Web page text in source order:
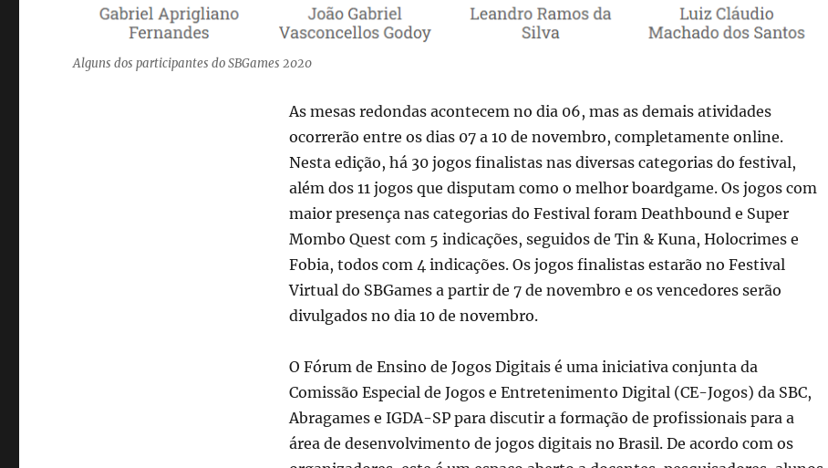
Alguns dos participantes do SBGames 2020
As mesas redondas acontecem no dia 06, mas as demais atividades
ocorrerão entre os dias 07 a 10 de novembro, completamente online.
Nesta edição, há 30 jogos finalistas nas diversas categorias do festival,
além dos 11 jogos que disputam como o melhor boardgame. Os jogos com
maior presença nas categorias do Festival foram Deathbound e Super
Mombo Quest com 5 indicações, seguidos de Tin & Kuna, Holocrimes e
Fobia, todos com 4 indicações. Os jogos finalistas estarão no Festival
Virtual do SBGames a partir de 7 de novembro e os vencedores serão
divulgados no dia 10 de novembro.
O Fórum de Ensino de Jogos Digitais é uma iniciativa conjunta da
Comissão Especial de Jogos e Entretenimento Digital (CE-Jogos) da SBC,
Abragames e IGDA-SP para discutir a formação de profissionais para a
área de desenvolvimento de jogos digitais no Brasil. De acordo com os